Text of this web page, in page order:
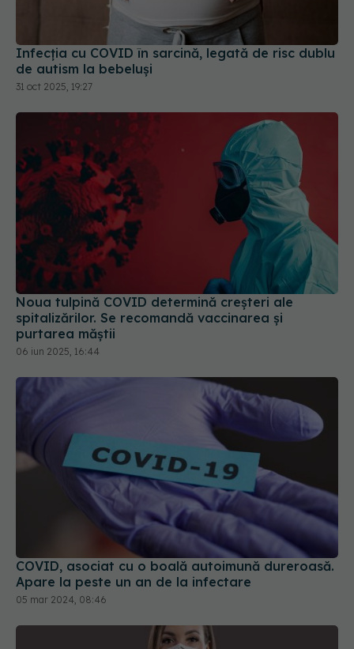
Infecția cu COVID în sarcină, legată de risc dublu
de autism la bebeluși
31 oct 2025, 19:27
Noua tulpină COVID determină creșteri ale
spitalizărilor. Se recomandă vaccinarea și
purtarea măștii
06 iun 2025, 16:44
COVID, asociat cu o boală autoimună dureroasă.
Apare la peste un an de la infectare
05 mar 2024, 08:46